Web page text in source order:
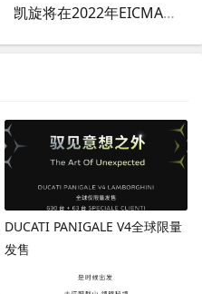
凯旋将在2022年EICMA上推出首款印度制造的小排量车型？
DUCATI PANIGALE V4全球限量
发售